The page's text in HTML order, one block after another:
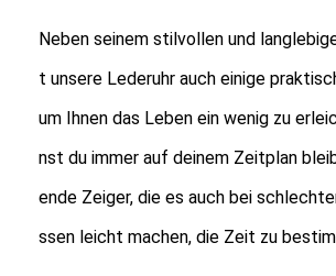
Neben seinem stilvollen und
t unsere Lederuhr auch einige
um Ihnen das Leben ein wenig zu
nst du immer auf deinem Zeitplan
ende Zeiger, die es auch bei
ssen leicht machen, die Zeit zu